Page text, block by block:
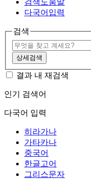
다국어입력
검색
상세검색
결과 내 재검색
인기 검색어
다국어 입력
히라가나
가타카나
중국어
한글고어
그리스문자